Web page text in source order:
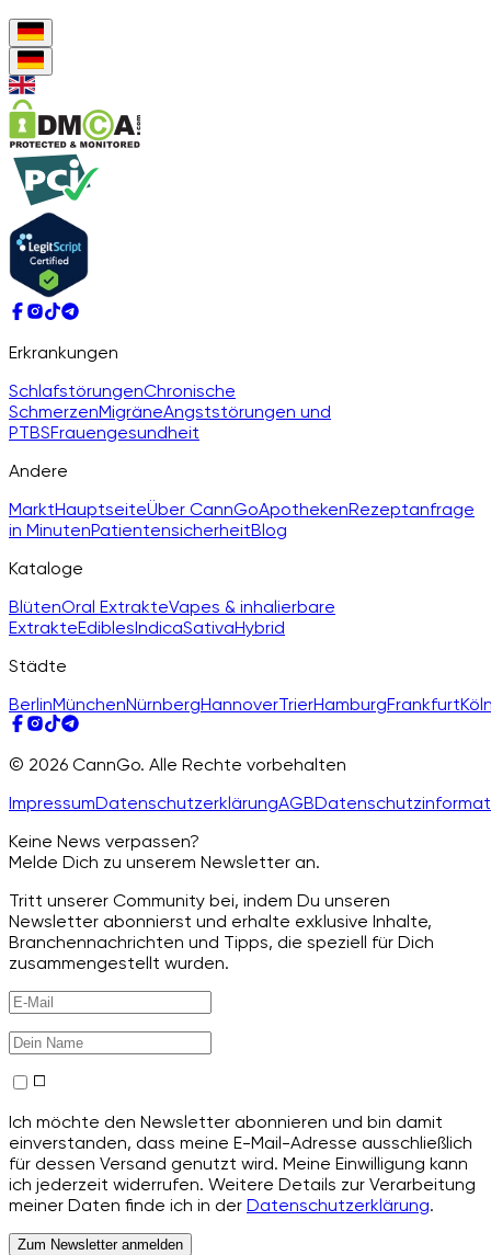
Erkrankungen
SchlafstörungenChronische
SchmerzenMigräneAngststörungen und
PTBSFrauengesundheit
Andere
MarktHauptseiteÜber CannGoApothekenRezeptanfrage
in MinutenPatientensicherheitBlog
Kataloge
BlütenOral ExtrakteVapes & inhalierbare
ExtrakteEdiblesIndicaSativaHybrid
Städte
BerlinMünchenNürnbergHannoverTrierHamburgFrankfurt
© 2026 CannGo. Alle Rechte vorbehalten
ImpressumDatenschutzerklärungAGB
Keine News verpassen?
Melde Dich zu unserem Newsletter an.
Tritt unserer Community bei, indem Du unseren
Newsletter abonnierst und erhalte exklusive Inhalte,
Branchennachrichten und Tipps, die speziell für Dich
zusammengestellt wurden.
Ich möchte den Newsletter abonnieren und bin damit
einverstanden, dass meine E-Mail-Adresse ausschließlich
für dessen Versand genutzt wird. Meine Einwilligung kann
ich jederzeit widerrufen. Weitere Details zur Verarbeitung
meiner Daten finde ich in der Datenschutzerklärung.
Zum Newsletter anmelden